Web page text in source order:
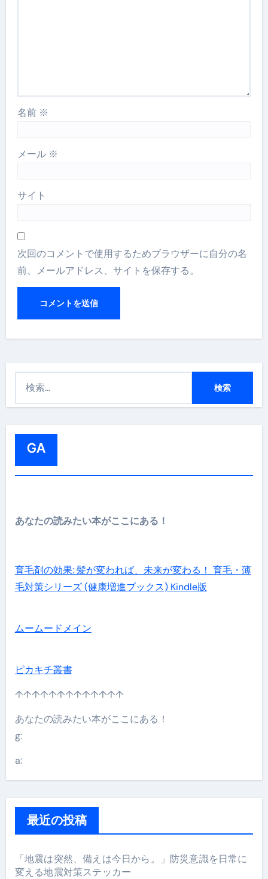
名前 ※
メール ※
サイト
次回のコメントで使用するためブラウザーに自分の名
前、メールアドレス、サイトを保存する。
GA
あなたの読みたい本がここにある！
育毛剤の効果: 髪が変われば、未来が変わる！ 育毛・薄
毛対策シリーズ (健康増進ブックス) Kindle版
ムームードメイン
ピカキチ叢書
↑↑↑↑↑↑↑↑↑↑↑↑↑
あなたの読みたい本がここにある！
g:
a:
最近の投稿
「地震は突然、備えは今日から。」防災意識を日常に
変える地震対策ステッカー